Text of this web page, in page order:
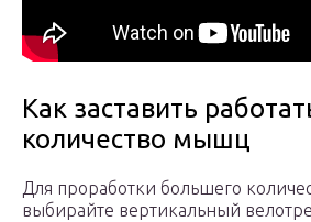
Как заставить
количество мышц
Для проработки большего
выбирайте вертикальный